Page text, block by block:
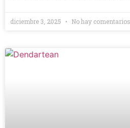
diciembre 3, 2025 No hay comentarios